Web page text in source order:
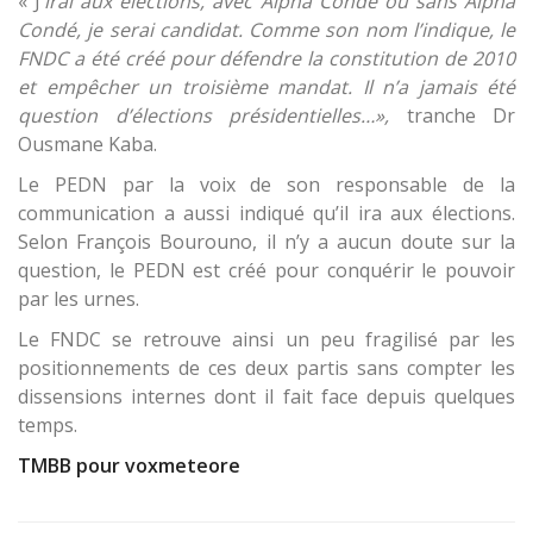
Condé, je serai candidat. Comme son nom l’indique, le
FNDC a été créé pour défendre la constitution de 2010
et empêcher un troisième mandat. Il n’a jamais été
question d’élections présidentielles…», tranche Dr
Ousmane Kaba.
Le PEDN par la voix de son responsable de la
communication a aussi indiqué qu’il ira aux élections.
Selon François Bourouno, il n’y a aucun doute sur la
question, le PEDN est créé pour conquérir le pouvoir
par les urnes.
Le FNDC se retrouve ainsi un peu fragilisé par les
positionnements de ces deux partis sans compter les
dissensions internes dont il fait face depuis quelques
temps.
TMBB pour voxmeteore